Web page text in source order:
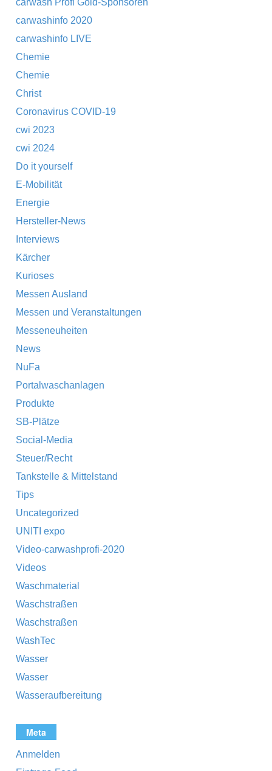
carwash Profi Gold-Sponsoren
carwashinfo 2020
carwashinfo LIVE
Chemie
Chemie
Christ
Coronavirus COVID-19
cwi 2023
cwi 2024
Do it yourself
E-Mobilität
Energie
Hersteller-News
Interviews
Kärcher
Kurioses
Messen Ausland
Messen und Veranstaltungen
Messeneuheiten
News
NuFa
Portalwaschanlagen
Produkte
SB-Plätze
Social-Media
Steuer/Recht
Tankstelle & Mittelstand
Tips
Uncategorized
UNITI expo
Video-carwashprofi-2020
Videos
Waschmaterial
Waschstraßen
Waschstraßen
WashTec
Wasser
Wasser
Wasseraufbereitung
Meta
Anmelden